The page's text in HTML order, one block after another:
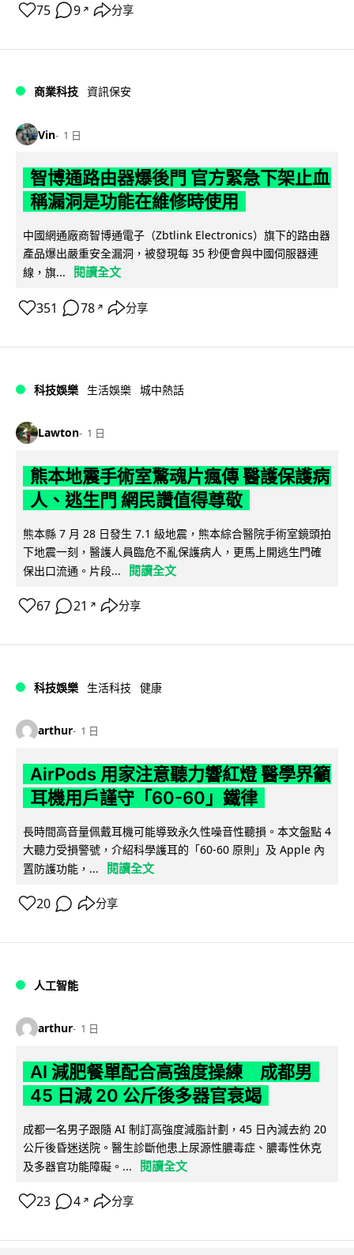
75 9 ↗ 分享
商業科技 資訊保安
Vin 1 日
智博通路由器爆後門 官方緊急下架止血
稱漏洞是功能在維修時使用
中國網通廠商智博通電子（Zbtlink Electronics）旗下的路由器
產品爆出嚴重安全漏洞，被發現每 35 秒便會與中國伺服器連
線，旗...
閱讀全文
351 78 ↗ 分享
科技娛樂 生活娛樂 城中熱話
Lawton 1 日
熊本地震手術室驚魂片瘋傳 醫護保護病
人、逃生門 網民讚值得尊敬
熊本縣 7 月 28 日發生 7.1 級地震，熊本綜合醫院手術室鏡頭拍
下地震一刻，醫護人員臨危不亂保護病人，更馬上開逃生門確
保出口流通。片段...
閱讀全文
67 21 ↗ 分享
科技娛樂 生活科技 健康
arthur 1 日
AirPods 用家注意聽力響紅燈 醫學界籲
耳機用戶謹守「60-60」鐵律
長時間高音量佩戴耳機可能導致永久性噪音性聽損。本文盤點 4
大聽力受損警號，介紹科學護耳的「60-60 原則」及 Apple 內
置防護功能，...
閱讀全文
20 分享
人工智能
arthur 1 日
AI 減肥餐單配合高強度操練 成都男
45 日減 20 公斤後多器官衰竭
成都一名男子跟隨 AI 制訂高強度減脂計劃，45 日內減去約 20
公斤後昏迷送院。醫生診斷他患上尿源性膿毒症、膿毒性休克
及多器官功能障礙。...
閱讀全文
23 4 ↗ 分享